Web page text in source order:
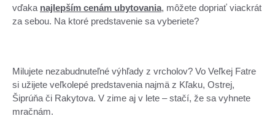
vďaka najlepším cenám ubytovania, môžete dopriať viackrát
za sebou. Na ktoré predstavenie sa vyberiete?
Milujete nezabudnuteľné výhľady z vrcholov? Vo Veľkej Fatre
si užijete veľkolepé predstavenia najmä z Kľaku, Ostrej,
Šiprúňa či Rakytova. V zime aj v lete – stačí, že sa vyhnete
mračnám.